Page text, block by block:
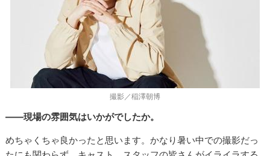
撮影／稲澤朝博
――現場の雰囲気はいかがでしたか。
めちゃくちゃ良かったと思います。かなり暑い中での撮影だっ